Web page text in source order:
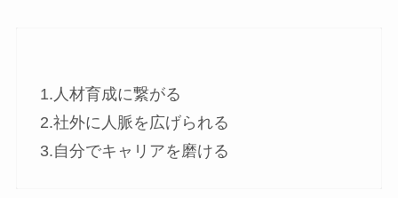
1.人材育成に繋がる
2.社外に人脈を広げられる
3.自分でキャリアを磨ける